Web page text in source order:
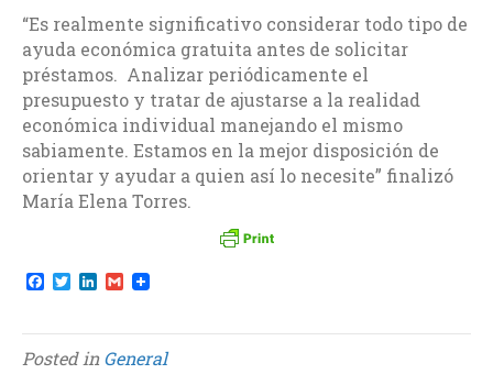
“Es realmente significativo considerar todo tipo de
ayuda económica gratuita antes de solicitar
préstamos. Analizar periódicamente el
presupuesto y tratar de ajustarse a la realidad
económica individual manejando el mismo
sabiamente. Estamos en la mejor disposición de
orientar y ayudar a quien así lo necesite” finalizó
María Elena Torres.
F
e
b
o
T
t
t
e
L
k
e
d
G
i
l
Posted inGeneral